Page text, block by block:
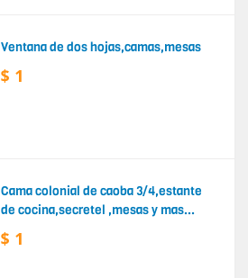
Ventana de dos hojas,camas,mesas
$ 1
Cama colonial de caoba 3/4,estante
de cocina,secretel ,mesas y mas...
$ 1